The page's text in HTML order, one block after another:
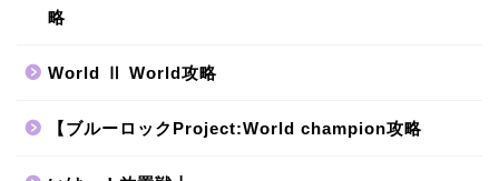
略
World Ⅱ World攻略
【ブルーロックProject:World champion攻略